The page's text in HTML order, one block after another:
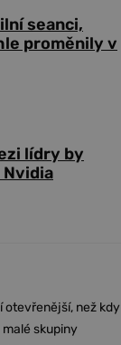
seanci,
proměnily v
lídry by
než kdy
skupiny